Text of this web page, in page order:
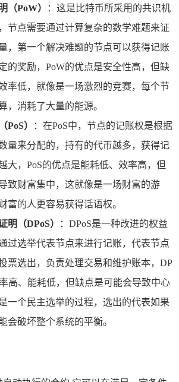
（PoW）
：这是比特币所采用的共识机
节点需要通过计算复杂的数学难题来证
，第一个解决难题的节点可以获得记账
的奖励，PoW的优点是安全性高，但缺
率低，就像是一场激烈的竞赛，每个节
，消耗了大量的能源。
PoS）
：在PoS中，节点的记账权是根据
量来分配的，持有的代币越多，获得记
大，PoS的优点是能耗低、效率高，但
致财富集中，这就像是一场财富的游
富的人更容易获得话语权。
明（DPoS）
：DPoS是一种改进的权益
过选举代表节点来进行记账，代表节点
票选出，负责处理交易和维护账本，DP
高、能耗低，但缺点是可能会导致中心
一个民主选举的过程，选出的代表如果
会破坏整个系统的平衡。